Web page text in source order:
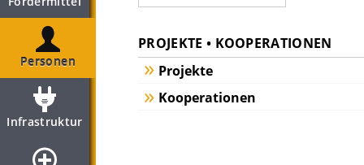
Personen
Infrastruktur
PROJEKTE • KOOPERATIONEN
Projekte
Kooperationen